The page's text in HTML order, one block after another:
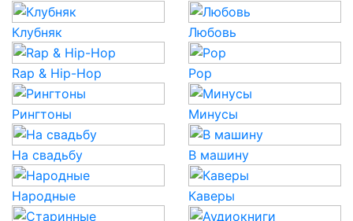
Клубняк Любовь
Rap & Hip-Hop Pop
Рингтоны Минусы
На свадьбу В машину
Народные Каверы